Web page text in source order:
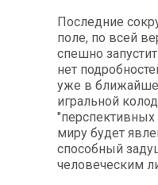
Последние
поле, по всей
спешно
нет
уже в
игральной
"перспективных
миру будет
способный
человеческим